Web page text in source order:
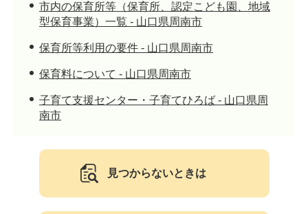
市内の保育所等（保育所、認定こども園、地域
型保育事業）一覧 - 山口県周南市
保育所等利用の要件 - 山口県周南市
保育料について - 山口県周南市
子育て支援センター・子育てひろば - 山口県周
南市
見つからないときは